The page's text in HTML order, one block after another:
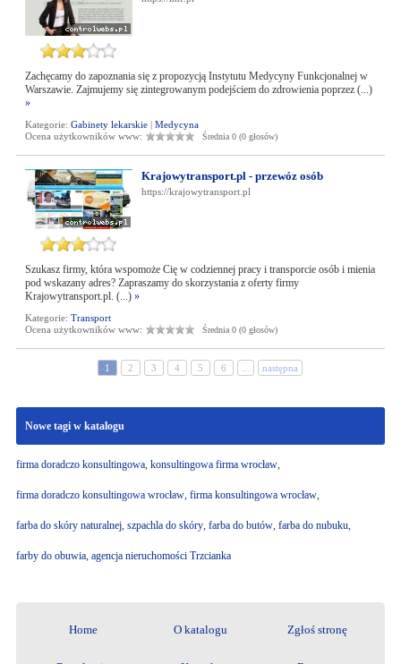
Zachęcamy do zapoznania się z propozycją Instytutu Medycyny Funkcjonalnej w
Warszawie. Zajmujemy się zintegrowanym podejściem do zdrowienia poprzez (...)
»
Kategorie: Gabinety lekarskie| Medycyna
Ocena użytkowników www:
Średnia 0 (0 głosów)
Krajowytransport.pl - przewóz osób
https://krajowytransport.pl
Szukasz firmy, która wspomoże Cię w codziennej pracy i transporcie osób i mienia
pod wskazany adres? Zapraszamy do skorzystania z oferty firmy
Krajowytransport.pl. (...) »
Kategorie: Transport
Ocena użytkowników www:
Średnia 0 (0 głosów)
1 2 3 4 5 6 następna
Nowe tagi w katalogu
firma doradczo konsultingowa, konsultingowa firma wrocław,
firma doradczo konsultingowa wrocław, firma konsultingowa wrocław,
farba do skóry naturalnej, szpachla do skóry, farba do butów, farba do nubuku,
farby do obuwia, agencja nieruchomości Trzcianka
Home O katalogu Zgłoś stronę